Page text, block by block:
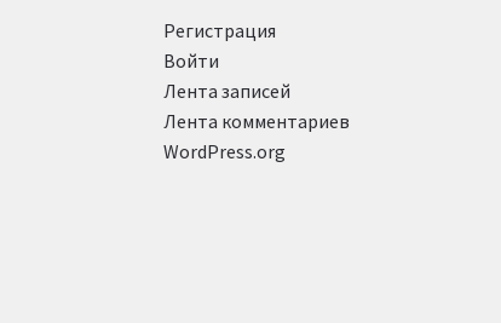
Регистрация
Войти
Лента записей
Лента комментариев
WordPress.org